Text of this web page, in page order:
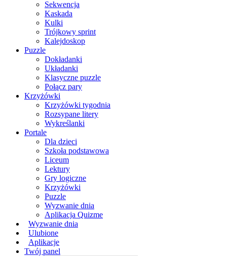
Sekwencja
Kaskada
Kulki
Trójkowy sprint
Kalejdoskop
Puzzle
Dokładanki
Układanki
Klasyczne puzzle
Połącz pary
Krzyżówki
Krzyżówki tygodnia
Rozsypane litery
Wykreślanki
Portale
Dla dzieci
Szkoła podstawowa
Liceum
Lektury
Gry logiczne
Krzyżówki
Puzzle
Wyzwanie dnia
Aplikacja Quizme
Wyzwanie dnia
Ulubione
Aplikacje
Twój panel